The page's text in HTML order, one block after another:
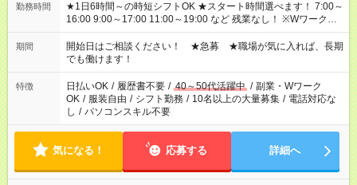
勤務時間
★1日6時間～の時短シフトOK ★スタート時間選べます！ 7:00～
16:00 9:00～17:00 11:00～19:00 など 残業なし！ ※Wワークの
場合、他のお仕事と合わせ週40時間超の就業はご案内できませ
ん ※法令に基づき、週20時間以上勤務は社会保険への加入対象
となります ※労働者派遣法（日雇い派遣の原則禁止）により、
短時間・短期間の就業はご案内が難しい場合があります
期間
開始日はご相談ください！ ★急募 ★職場が気に入れば、長期
でも働けます！
特徴 日払いOK / 履歴書不要 / 40～50代活躍中 / 副業・Wワーク
OK / 服装自由 / シフト勤務 / 10名以上の大量募集 / 電話対応な
し / パソコンスキル不要
気になる！ 応募する 詳細へ